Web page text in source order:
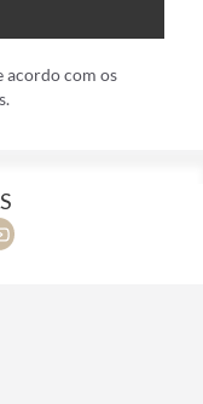
acordo com os